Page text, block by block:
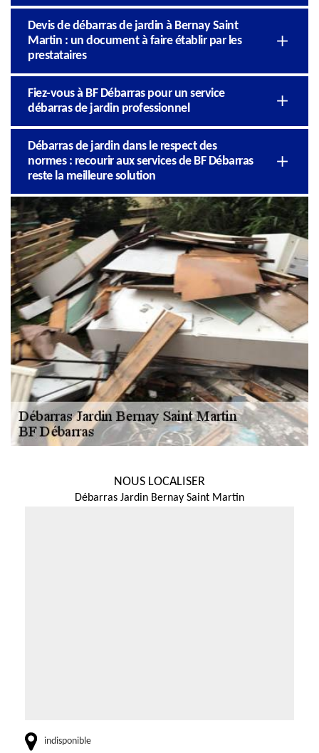
Devis de débarras de jardin à Bernay Saint
Martin : un document à faire établir par les
prestataires
Fiez-vous à BF Débarras pour un service
débarras de jardin professionnel
Débarras de jardin dans le respect des
normes : recourir aux services de BF Débarras
reste la meilleure solution
NOUS LOCALISER
Débarras Jardin Bernay Saint Martin
indisponible